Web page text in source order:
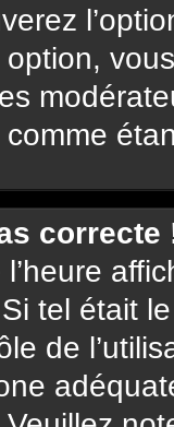
correcte
tel était
de